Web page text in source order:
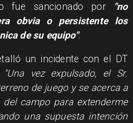
fue sancionado por
"no
obvia o persistente los
de su equipo".
un incidente con el DT
"Una vez expulsado, el Sr.
de juego y se acerca a
campo para extenderme
una supuesta intención